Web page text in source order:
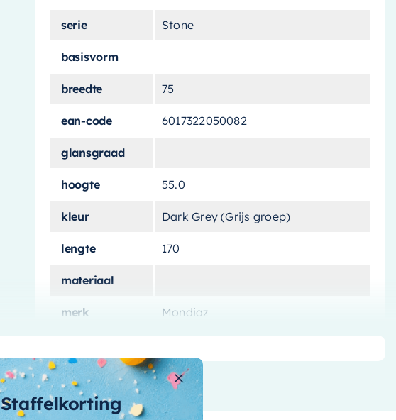
serie Stone
basisvorm
breedte 75
ean-code 6017322050082
glansgraad
hoogte 55.0
kleur Dark Grey (Grijs groep)
lengte 170
materiaal
merk Mondiaz
aantal-liters 205 l
aantal-personen
Staffelkorting